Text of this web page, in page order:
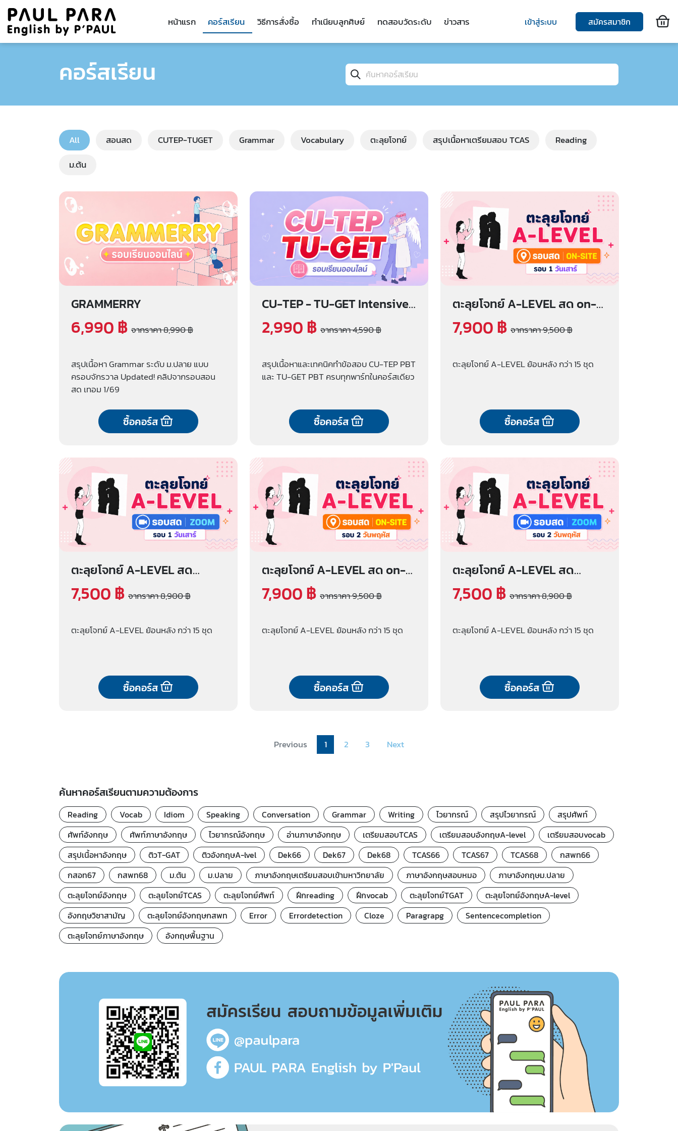
หน้าแรก คอร์สเรียน วิธีการสั่งซื้อ ทำเนียบลูกศิษย์ ทดสอบวัดระดับ ข่าวสาร เข้าสู่ระบบ สมัครสมาชิก
คอร์สเรียน
All สอนสด CUTEP-TUGET Grammar Vocabulary ตะลุยโจทย์ สรุปเนื้อหาเตรียมสอบ TCAS
Reading
ม.ต้น
GRAMMERRY
6,990 ฿ จากราคา 8,990 ฿
สรุปเนื้อหา Grammar ระดับ ม.ปลาย แบบ
ครอบจักรวาล Updated! คลิปจากรอบสอน
สด เทอม 1/69
ซื้อคอร์ส
CU-TEP - TU-GET Intensive
รอบเรียนออนไลน์
2,990 ฿ จากราคา 4,590 ฿
สรุปเนื้อหาและเทคนิคทำข้อสอบ CU-TEP PBT
และ TU-GET PBT ครบทุกพาร์ทในคอร์สเดียว
ซื้อคอร์ส
ตะลุยโจทย์ A-LEVEL สด on-
site (รอบ 1 วันเสาร์)
7,900 ฿ จากราคา 9,500 ฿
ตะลุยโจทย์ A-LEVEL ย้อนหลัง กว่า 15 ชุด
ซื้อคอร์ส
ตะลุยโจทย์ A-LEVEL สด
zoom (รอบ 1 วันเสาร์)
7,500 ฿ จากราคา 8,900 ฿
ตะลุยโจทย์ A-LEVEL ย้อนหลัง กว่า 15 ชุด
ซื้อคอร์ส
ตะลุยโจทย์ A-LEVEL สด on-
site (รอบ 2 วันพฤหัส)
7,900 ฿ จากราคา 9,500 ฿
ตะลุยโจทย์ A-LEVEL ย้อนหลัง กว่า 15 ชุด
ซื้อคอร์ส
ตะลุยโจทย์ A-LEVEL สด
zoom (รอบ 2 วันพฤหัส)
7,500 ฿ จากราคา 8,900 ฿
ตะลุยโจทย์ A-LEVEL ย้อนหลัง กว่า 15 ชุด
ซื้อคอร์ส
Previous 1 2 3 Next
ค้นหาคอร์สเรียนตามความต้องการ
Reading Vocab Idiom Speaking Conversation Grammar Writing ไวยากรณ์ สรุปไวยากรณ์
สรุปศัพท์
ศัพท์อังกฤษ
ศัพท์ภาษาอังกฤษ ไวยากรณ์อังกฤษ อ่านภาษาอังกฤษ เตรียมสอบTCAS เตรียมสอบอังกฤษA-level
เตรียมสอบvocab
สรุปเนื้อหาอังกฤษ
ติวT-GAT ติวอังกฤษA-lvel Dek66 Dek67 Dek68 TCAS66 TCAS67 TCAS68
กสพท66
กสอท67
กสพท68 ม.ต้น ม.ปลาย ภาษาอังกฤษเตรียมสอบเข้ามหาวิทยาลัย ภาษาอังกฤษสอบหมอ
ภาษาอังกฤษม.ปลาย
ตะลุยโจทย์อังกฤษ
ตะลุยโจทย์TCAS ตะลุยโจทย์ศัพท์ ฝึกreading ฝึกvocab ตะลุยโจทย์TGAT
ตะลุยโจทย์อังกฤษA-level
อังกฤษวิชาสามัญ
ตะลุยโจทย์อังกฤษกสพท Error Errordetection Cloze Paragrapg
Sentencecompletion
ตะลุยโจทย์ภาษาอังกฤษ
อังกฤษพื้นฐาน